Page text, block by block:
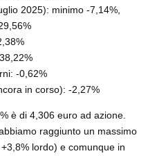
2025): minimo -7,14%,
-0,62%
in corso): -2,27%
è di 4,306 euro ad azione.
raggiunto un massimo
lordo) e comunque in